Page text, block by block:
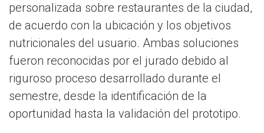
personalizada sobre restaurantes de la ciudad,
de acuerdo con la ubicación y los objetivos
nutricionales del usuario. Ambas soluciones
fueron reconocidas por el jurado debido al
riguroso proceso desarrollado durante el
semestre, desde la identificación de la
oportunidad hasta la validación del prototipo.